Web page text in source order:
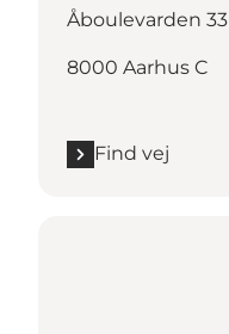
Åboulevarden 33
8000 Aarhus C
Find vej